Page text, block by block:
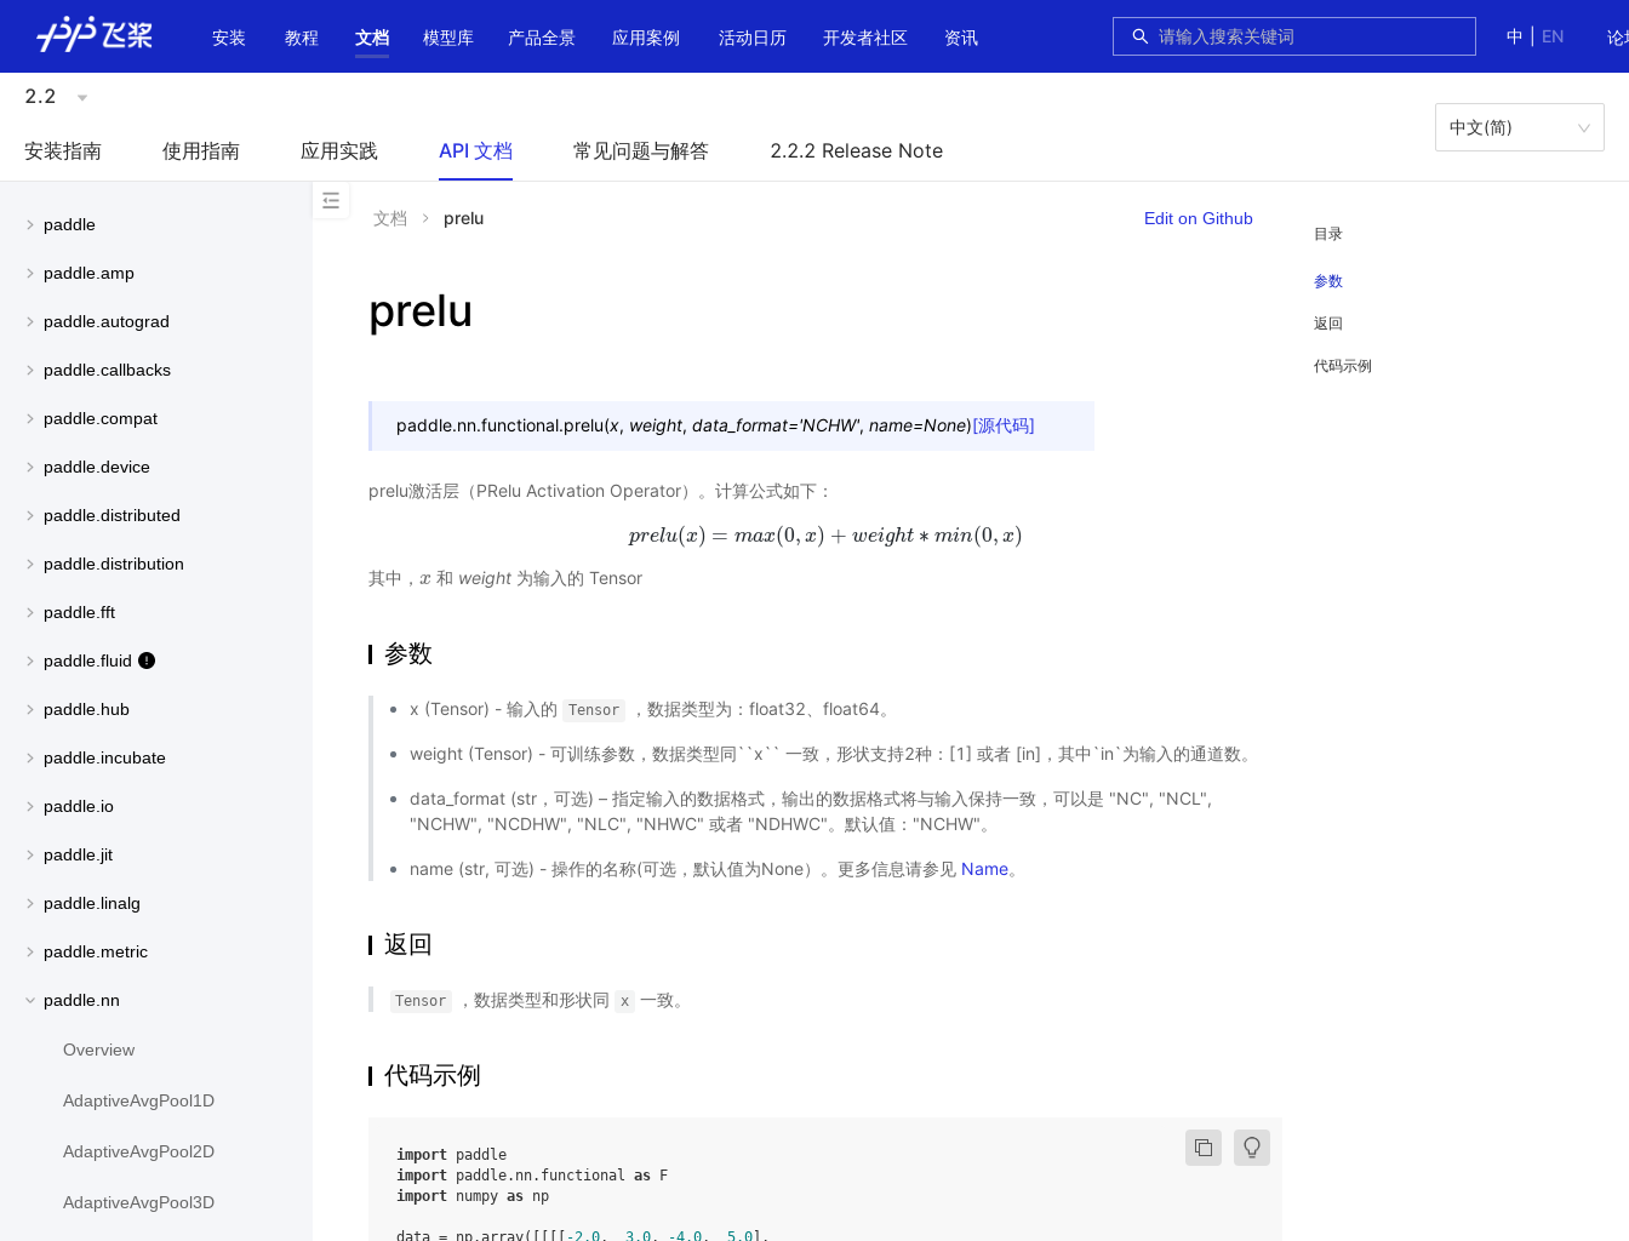
中
EN 论
安装 教程 文档 模型库 产品全景 应用案例 活动日历 开发者社区 资讯
2.2
安装指南 使用指南 应用实践 API 文档 常见问题与解答 2.2.2 Release Note
中文(简)
paddle
paddle.amp
paddle.autograd
paddle.callbacks
paddle.compat
paddle.device
paddle.distributed
paddle.distribution
paddle.fft
paddle.fluid
paddle.hub
paddle.incubate
paddle.io
paddle.jit
paddle.linalg
paddle.metric
paddle.nn
Overview
AdaptiveAvgPool1D
AdaptiveAvgPool2D
AdaptiveAvgPool3D
目录
参数
返回
代码示例
文档 prelu Edit on Github
prelu
paddle.nn.functional.prelu(x, weight, data_format='NCHW', name=None)[源代码]
prelu激活层（PRelu Activation Operator）。计算公式如下：
prelu(x) = max(0, x) + weight ∗ min(0, x)
pre u(x)=max(0 ,x) +w eight∗m in (0,x)
其中， x
x 和 weight 为输入的 Tensor
参数
x (Tensor) - 输入的 Tensor ，数据类型为：float32、float64。
weight (Tensor) - 可训练参数，数据类型同``x`` 一致，形状支持2种：[1] 或者 [in]，其中`in`为输入的通道数。
data_format (str，可选) – 指定输入的数据格式，输出的数据格式将与输入保持一致，可以是 "NC", "NCL",
"NCHW", "NCDHW", "NLC", "NHWC" 或者 "NDHWC"。默认值："NCHW"。
name (str, 可选) - 操作的名称(可选，默认值为None）。更多信息请参见 Name。
返回
Tensor ，数据类型和形状同 x 一致。
代码示例
import paddle
import paddle.nn.functional as
F
import numpy as np